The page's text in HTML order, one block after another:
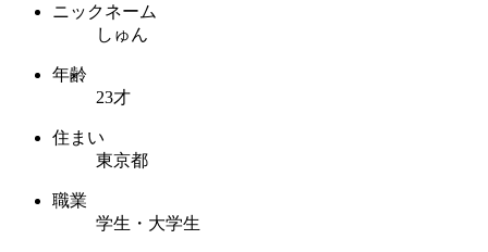
ニックネーム
しゅん
年齢
23才
住まい
東京都
職業
学生・大学生